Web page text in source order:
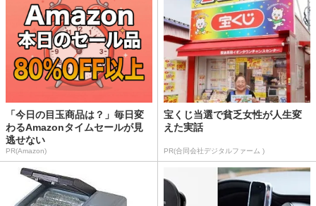
「今日の目玉商品は？」毎日変
わるAmazonタイムセールが見
逃せない
PR(Amazon)
宝くじ当選で貧乏女性が人生変
えた実話
PR(合同会社デジタルファーム )